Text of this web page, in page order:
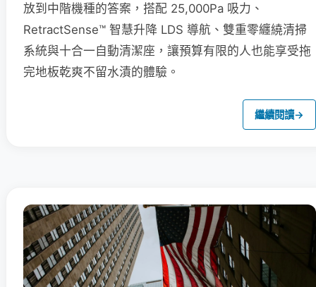
放到中階機種的答案，搭配 25,000Pa 吸力、
RetractSense™ 智慧升降 LDS 導航、雙重零纏繞清掃
系統與十合一自動清潔座，讓預算有限的人也能享受拖
完地板乾爽不留水漬的體驗。
繼續閱讀→